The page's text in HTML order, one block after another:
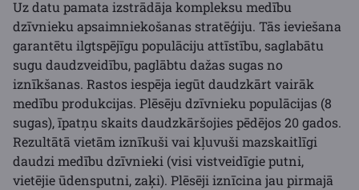
Uz datu pamata izstrādāja kompleksu medību
dzīvnieku apsaimniekošanas stratēģiju. Tās ieviešana
garantētu ilgtspējīgu populāciju attīstību, saglabātu
sugu daudzveidību, paglābtu dažas sugas no
iznīkšanas. Rastos iespēja iegūt daudzkārt vairāk
medību produkcijas. Plēsēju dzīvnieku populācijas (8
sugas), īpatņu skaits daudzkāršojies pēdējos 20 gados.
Rezultātā vietām iznīkuši vai kļuvuši mazskaitlīgi
daudzi medību dzīvnieki (visi vistveidīgie putni,
vietējie ūdensputni, zaķi). Plēsēji iznīcina jau pirmajā